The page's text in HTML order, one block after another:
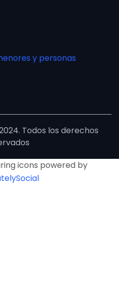
y personas
Todos los derechos
icons powered by